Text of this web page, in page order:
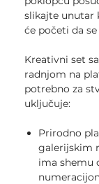
slikajte unutar
će početi da
Kreativni set
radnjom na
potrebno za
uključuje:
Prirodno
galerijskim
ima shemu